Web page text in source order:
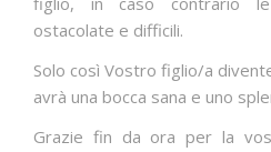
ostacolate e difficili.
Solo così Vostro figlio/a
avrà una bocca sana e uno
Grazie fin da ora per la